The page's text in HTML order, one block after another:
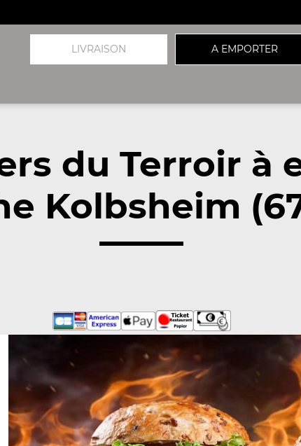
LIVRAISON A EMPORTER
du Terroir à
Kolbsheim